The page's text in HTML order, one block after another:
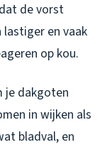
de vorst
en vaak
op kou.
je dakgoten
in wijken als
bladval, en